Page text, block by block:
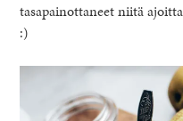
tasapainottaneet niitä
:)